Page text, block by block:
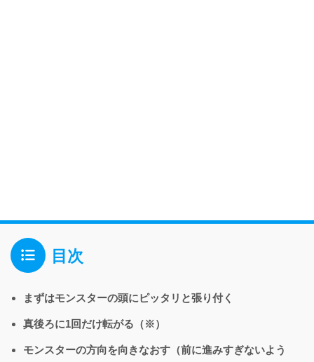
目次
まずはモンスターの頭にピッタリと張り付く
真後ろに1回だけ転がる（※）
モンスターの方向を向きなおす（前に進みすぎないよう